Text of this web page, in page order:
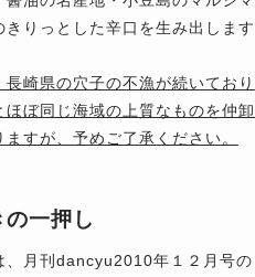
きりっとした辛口を生み出します
崎県の穴子の不漁が続いてお
ほぼ同じ海域の上質なものを仲
ますが、予めご了承ください。
の一押し
、月刊dancyu2010年１２月号